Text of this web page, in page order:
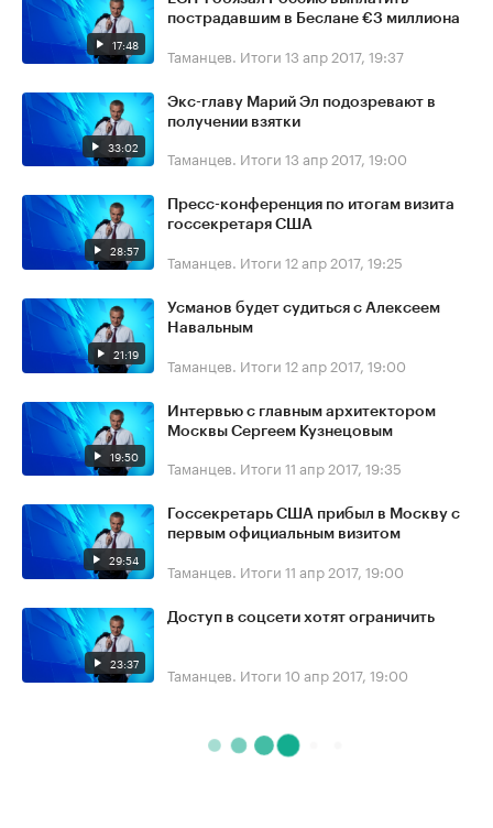
17:48
пострадавшим в Беслане €3 миллиона
Таманцев. Итоги 13 апр 2017, 19:37
33:02
Экс-главу Марий Эл подозревают в
получении взятки
Таманцев. Итоги 13 апр 2017, 19:00
28:57
Пресс-конференция по итогам визита
госсекретаря США
Таманцев. Итоги 12 апр 2017, 19:25
21:19
Усманов будет судиться с Алексеем
Навальным
Таманцев. Итоги 12 апр 2017, 19:00
19:50
Интервью с главным архитектором
Москвы Сергеем Кузнецовым
Таманцев. Итоги 11 апр 2017, 19:35
29:54
Госсекретарь США прибыл в Москву с
первым официальным визитом
Таманцев. Итоги 11 апр 2017, 19:00
23:37
Доступ в соцсети хотят ограничить
Таманцев. Итоги 10 апр 2017, 19:00